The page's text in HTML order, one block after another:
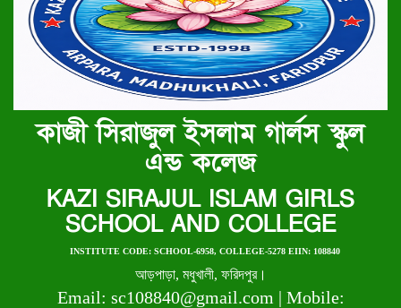
কাজী সিরাজুল ইসলাম গার্লস স্কুল
এন্ড কলেজ
KAZI SIRAJUL ISLAM GIRLS
SCHOOL AND COLLEGE
INSTITUTE CODE: SCHOOL-6958, COLLEGE-5278 EIIN: 108840
আড়পাড়া, মধুখালী, ফরিদপুর।
Email: sc108840@gmail.com | Mobile: